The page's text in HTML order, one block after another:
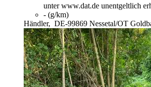
unter www.dat.de unentgeltlich
- (g/km)
Händler, DE-99869 Nessetal/OT